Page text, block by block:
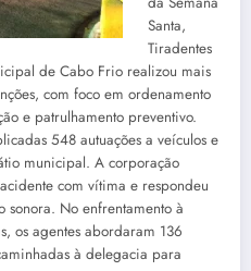
Santa,
Tiradentes
de Cabo Frio realizou mais
com foco em ordenamento
e patrulhamento preventivo.
548 autuações a veículos e
municipal. A corporação
com vítima e respondeu
sonora. No enfrentamento à
os agentes abordaram 136
à delegacia para